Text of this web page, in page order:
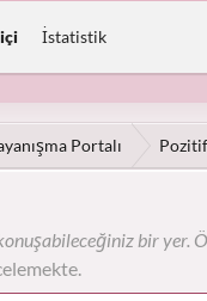
İstatistik
Portalı
bir yer.